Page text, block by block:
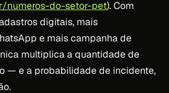
numeros-do-setor-pet). Com
digitais, mais
e mais campanha de
multiplica a quantidade de
— e a probabilidade de incidente,